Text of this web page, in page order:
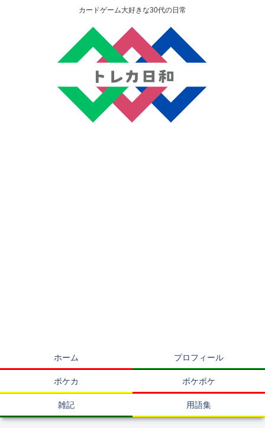
カードゲーム大好きな30代の日常
ホーム プロフィール
ポケカ ポケポケ
雑記 用語集